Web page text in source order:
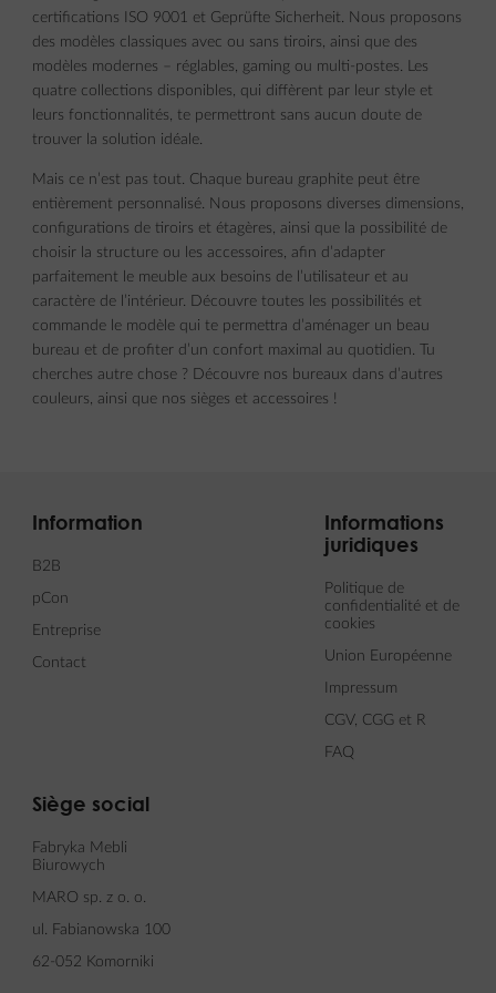
certifications ISO 9001 et Geprüfte Sicherheit. Nous proposons
des modèles classiques avec ou sans tiroirs, ainsi que des
modèles modernes – réglables, gaming ou multi-postes. Les
quatre collections disponibles, qui diffèrent par leur style et
leurs fonctionnalités, te permettront sans aucun doute de
trouver la solution idéale.
Mais ce n’est pas tout. Chaque bureau graphite peut être
entièrement personnalisé. Nous proposons diverses dimensions,
configurations de tiroirs et étagères, ainsi que la possibilité de
choisir la structure ou les accessoires, afin d’adapter
parfaitement le meuble aux besoins de l’utilisateur et au
caractère de l’intérieur. Découvre toutes les possibilités et
commande le modèle qui te permettra d’aménager un beau
bureau et de profiter d’un confort maximal au quotidien. Tu
cherches autre chose ? Découvre nos bureaux dans d’autres
couleurs, ainsi que nos sièges et accessoires !
Information
B2B
pCon
Entreprise
Contact
Informations
juridiques
Politique de
confidentialité et de
cookies
Union Européenne
Impressum
CGV, CGG et R
FAQ
Siège social
Fabryka Mebli
Biurowych
MARO sp. z o. o.
ul. Fabianowska 100
62-052 Komorniki